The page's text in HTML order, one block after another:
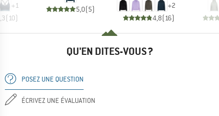
+1
(10)
5,0(5) +2
4,8(16)
QU'EN DITES-VOUS ?
POSEZ UNE QUESTION
ÉCRIVEZ UNE ÉVALUATION